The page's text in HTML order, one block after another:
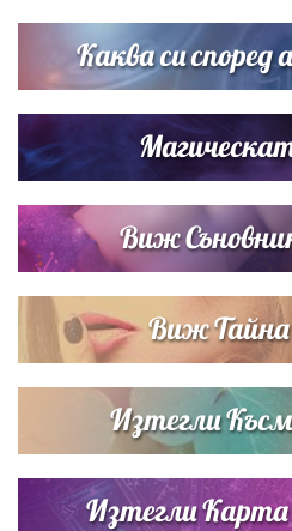
Каква си според
Виж
Виж Тайна
Изтегли
Изтегли Карта